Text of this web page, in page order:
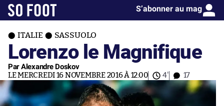
S’abonner au mag
ITALIE SASSUOLO
Lorenzo le Magnifique
Par Alexandre Doskov
LE MERCREDI 16 NOVEMBRE 2016 À 12:00 4' 17